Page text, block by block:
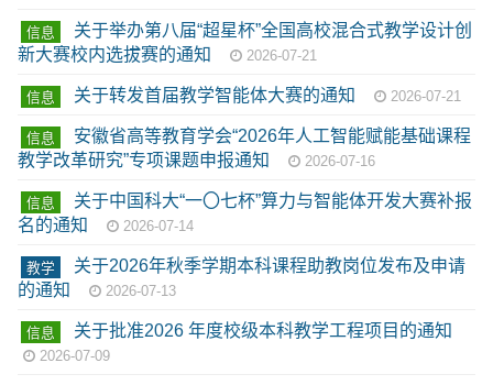
信息
关于举办第八届“超星杯”全国高校混合式教学设计创
新大赛校内选拔赛的通知
2026-07-21
信息 关于转发首届教学智能体大赛的通知 2026-07-21
信息
安徽省高等教育学会“2026年人工智能赋能基础课程
教学改革研究”专项课题申报通知
2026-07-16
信息
关于中国科大“一〇七杯”算力与智能体开发大赛补报
名的通知
2026-07-14
教学
关于2026年秋季学期本科课程助教岗位发布及申请
的通知
2026-07-13
信息 关于批准2026 年度校级本科教学工程项目的通知
2026-07-09